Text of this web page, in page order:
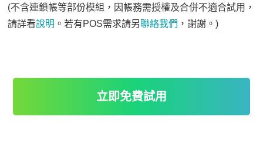
(不含連鎖帳等部份模組，因帳務需授權及合併不適合試用，
請詳看說明 。若有POS需求請另聯絡我們 ，謝謝。)
立即免費試用